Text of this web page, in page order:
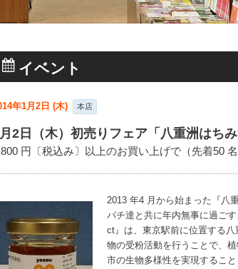
イベント
年1月2日 (木) 本店
2日（木）初売りフェア「八重洲はち
円〔税込み〕以上のお買い上げで（先着50 名
2013 年4 月から始まった『八
バチ達と共に年内無事に過ご
ct』は、東京駅前に位置する
物の受粉活動を行うことで、
市の生物多様性を実現するこ